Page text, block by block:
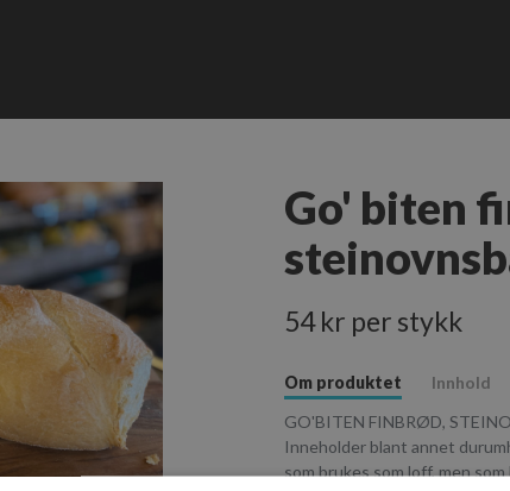
Go' biten
54 kr per stykk
Om produktet Innhold
GO'BITEN FINBRØD,
Inneholder blant annet
som brukes som loff, men